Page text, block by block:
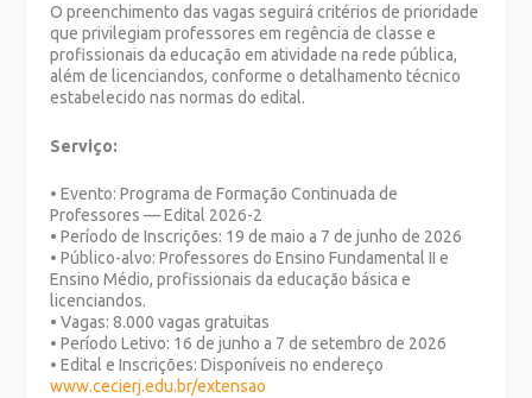
O preenchimento das vagas seguirá critérios de prioridade
que privilegiam professores em regência de classe e
profissionais da educação em atividade na rede pública,
além de licenciandos, conforme o detalhamento técnico
estabelecido nas normas do edital.
Serviço:
• Evento: Programa de Formação Continuada de
Professores — Edital 2026-2
• Período de Inscrições: 19 de maio a 7 de junho de 2026
• Público-alvo: Professores do Ensino Fundamental II e
Ensino Médio, profissionais da educação básica e
licenciandos.
• Vagas: 8.000 vagas gratuitas
• Período Letivo: 16 de junho a 7 de setembro de 2026
• Edital e Inscrições: Disponíveis no endereço
www.cecierj.edu.br/extensao